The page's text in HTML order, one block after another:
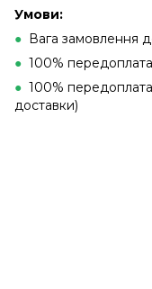
Умови:
● Вага замовлення
● 100%
● 100%
доставки)